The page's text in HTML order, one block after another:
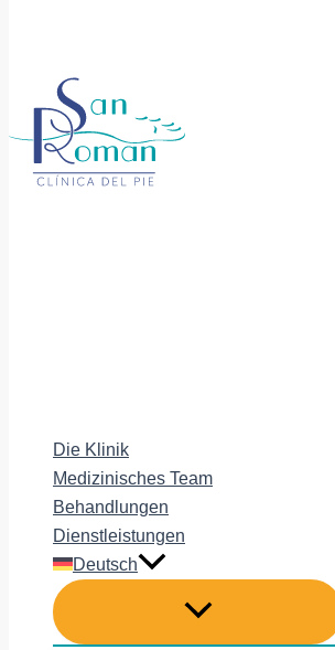
Die Klinik
Medizinisches Team
Behandlungen
Dienstleistungen
Deutsch